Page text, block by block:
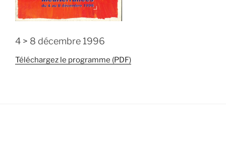
4 > 8 décembre 1996
Téléchargez le programme (PDF)